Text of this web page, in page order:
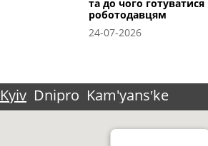
та до чого готуватися
роботодавцям
24-07-2026
Kyiv Dnipro Kam'yansʹke